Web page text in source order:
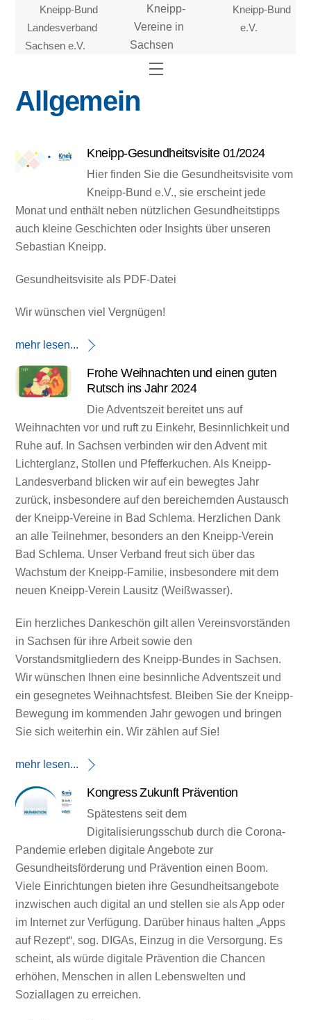
content
Kneipp-Bund
Landesverband
Sachsen e.V.
Kneipp-
Vereine in
Sachsen
Kneipp-Bund
e.V.
Menu
Allgemein
Kneipp-Gesundheitsvisite 01/2024
Hier finden Sie die Gesundheitsvisite vom
Kneipp-Bund e.V., sie erscheint jede
Monat und enthält neben nützlichen Gesundheitstipps
auch kleine Geschichten oder Insights über unseren
Sebastian Kneipp.
Gesundheitsvisite als PDF-Datei
Wir wünschen viel Vergnügen!
mehr lesen...
Frohe Weihnachten und einen guten
Rutsch ins Jahr 2024
Die Adventszeit bereitet uns auf
Weihnachten vor und ruft zu Einkehr, Besinnlichkeit und
Ruhe auf. In Sachsen verbinden wir den Advent mit
Lichterglanz, Stollen und Pfefferkuchen. Als Kneipp-
Landesverband blicken wir auf ein bewegtes Jahr
zurück, insbesondere auf den bereichernden Austausch
der Kneipp-Vereine in Bad Schlema. Herzlichen Dank
an alle Teilnehmer, besonders an den Kneipp-Verein
Bad Schlema. Unser Verband freut sich über das
Wachstum der Kneipp-Familie, insbesondere mit dem
neuen Kneipp-Verein Lausitz (Weißwasser).
Ein herzliches Dankeschön gilt allen Vereinsvorständen
in Sachsen für ihre Arbeit sowie den
Vorstandsmitgliedern des Kneipp-Bundes in Sachsen.
Wir wünschen Ihnen eine besinnliche Adventszeit und
ein gesegnetes Weihnachtsfest. Bleiben Sie der Kneipp-
Bewegung im kommenden Jahr gewogen und bringen
Sie sich weiterhin ein. Wir zählen auf Sie!
mehr lesen...
Kongress Zukunft Prävention
Spätestens seit dem
Digitalisierungsschub durch die Corona-
Pandemie erleben digitale Angebote zur
Gesundheitsförderung und Prävention einen Boom.
Viele Einrichtungen bieten ihre Gesundheitsangebote
inzwischen auch digital an und stellen sie als App oder
im Internet zur Verfügung. Darüber hinaus halten „Apps
auf Rezept“, sog. DIGAs, Einzug in die Versorgung. Es
scheint, als würde digitale Prävention die Chancen
erhöhen, Menschen in allen Lebenswelten und
Soziallagen zu erreichen.